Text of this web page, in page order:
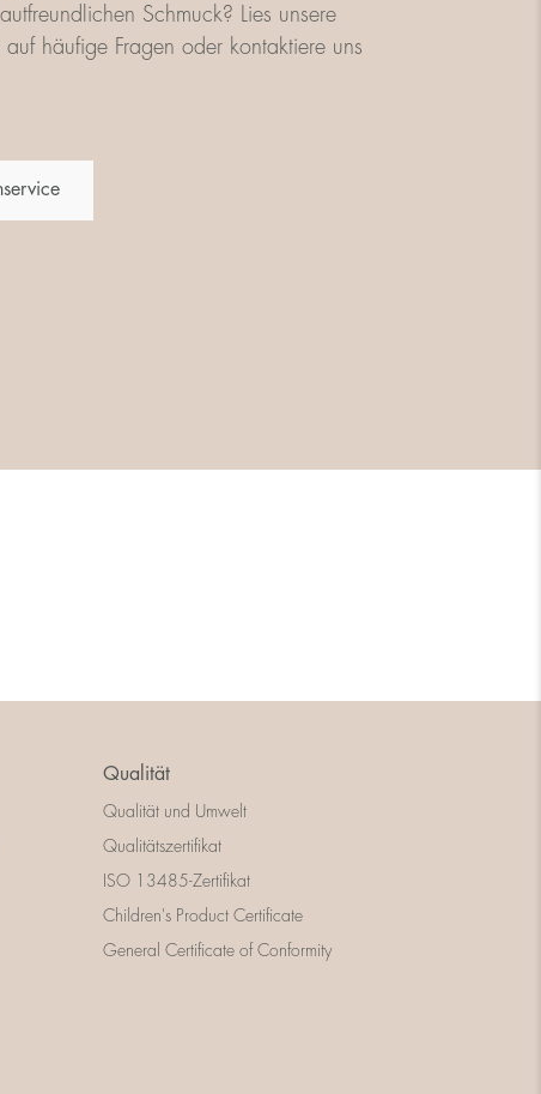
Schmuck? Lies unsere
häufige Fragen oder kontaktiere uns
Qualität
Qualität und Umwelt
Qualitätszertifikat
ISO 13485-Zertifikat
Children's Product Certificate
General Certificate of Conformity